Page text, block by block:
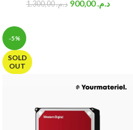
د.م.1.300,00 د.م.900,00
-5%
SOLD
OUT